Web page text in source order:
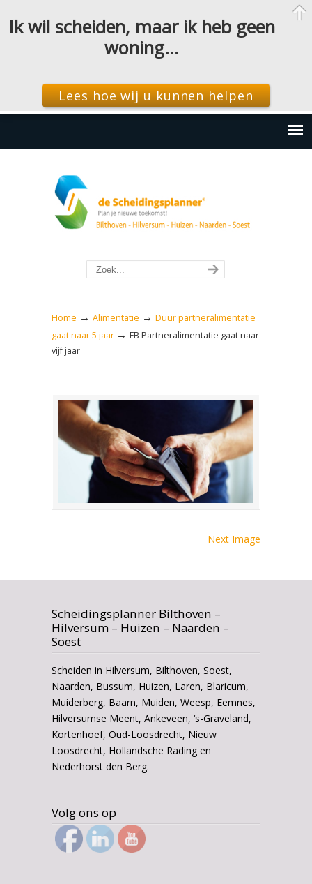
Home → Alimentatie → Duur partneralimentatie
gaat naar 5 jaar → FB Partneralimentatie gaat naar
vijf jaar
Next Image
Scheidingsplanner Bilthoven –
Hilversum – Huizen – Naarden –
Soest
Scheiden in Hilversum, Bilthoven, Soest,
Naarden, Bussum, Huizen, Laren, Blaricum,
Muiderberg, Baarn, Muiden, Weesp, Eemnes,
Hilversumse Meent, Ankeveen, ‘s-Graveland,
Kortenhoef, Oud-Loosdrecht, Nieuw
Loosdrecht, Hollandsche Rading en
Nederhorst den Berg.
Volg ons op
Ik wil scheiden, maar ik heb geen
woning…
Lees hoe wij u kunnen helpen